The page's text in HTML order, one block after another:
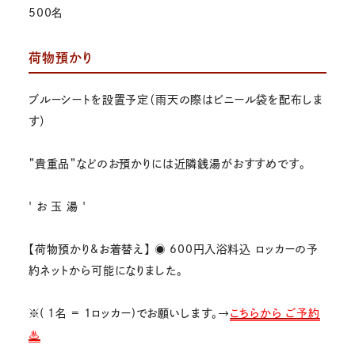
500名
荷物預かり
ブルーシートを設置予定（雨天の際はビニール袋を配布しま
す）
＂貴重品＂などのお預かりには近隣銭湯がおすすめです。
' お 玉 湯 '
【荷物預かり&お着替え】 ◉ 600円入浴料込 ロッカーの予
約ネットから可能になりました。
※( 1名 = 1ロッカー)でお願いします。→ こちらから ご予約
♨